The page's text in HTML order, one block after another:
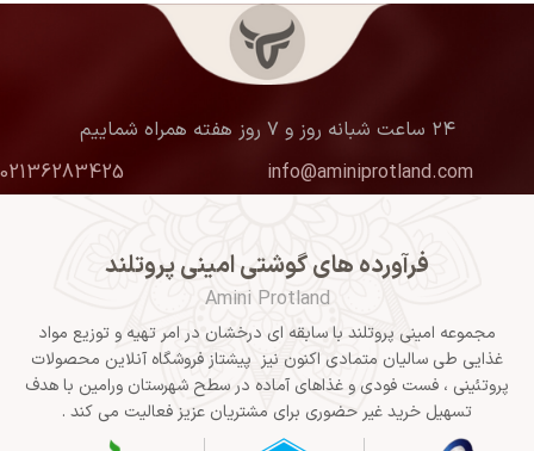
۲۴ ساعت شبانه روز و ۷ روز هفته همراه شماییم
info@aminiprotland.com
02136283425
فرآورده های گوشتی امینی پروتلند
Amini Protland
مجموعه امینی پروتلند با سابقه ای درخشان در امر تهیه و توزیع مواد
غذایی طی سالیان متمادی اکنون نیز پیشتاز فروشگاه آنلاین محصولات
پروتئینی ، فست فودی و غذاهای آماده در سطح شهرستان ورامین با هدف
تسهیل خرید غیر حضوری برای مشتریان عزیز فعالیت می کند .